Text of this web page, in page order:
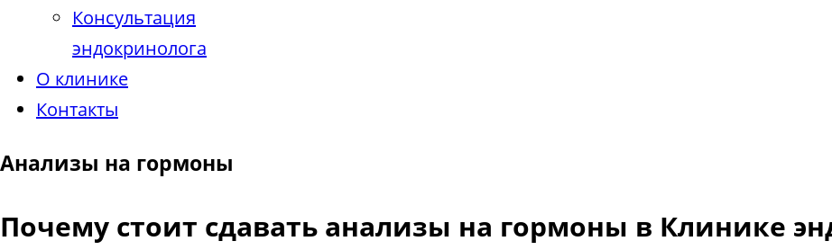
Консультация
эндокринолога
О клинике
Контакты
Анализы на гормоны
Почему стоит сдавать анализы на гормоны в Клинике